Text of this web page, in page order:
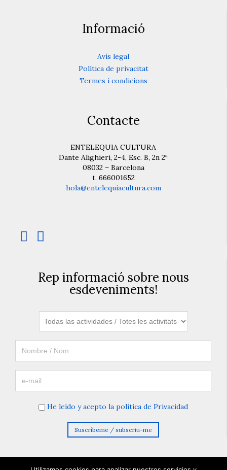
Informació
Avís legal
Política de privacitat
Termes i condicions
Contacte
ENTELEQUIA CULTURA
Dante Alighieri, 2-4, Esc. B, 2n 2ª
08032 – Barcelona
t. 666001652
hola@entelequiacultura.com
 
Rep informació sobre nous
esdeveniments!
He leído y acepto la política de Privacidad